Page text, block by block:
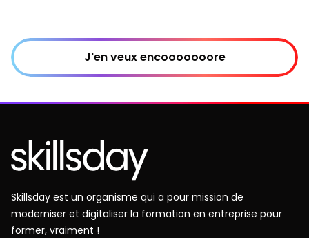
J'en veux encooooooore
Skillsday est un organisme qui a pour mission de
moderniser et digitaliser la formation en entreprise pour
former, vraiment !